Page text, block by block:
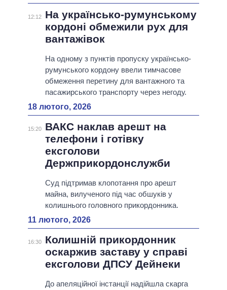
12:12
На українсько-румунському
кордоні обмежили рух для
вантажівок
На одному з пунктів пропуску українсько-
румунського кордону ввели тимчасове
обмеження перетину для вантажного та
пасажирського транспорту через негоду.
18 лютого, 2026
15:20
ВАКС наклав арешт на
телефони і готівку
ексголови
Держприкордонслужби
Суд підтримав клопотання про арешт
майна, вилученого під час обшуків у
колишнього головного прикордонника.
11 лютого, 2026
16:30
Колишній прикордонник
оскаржив заставу у справі
ексголови ДПСУ Дейнеки
До апеляційної інстанції надійшла скарга